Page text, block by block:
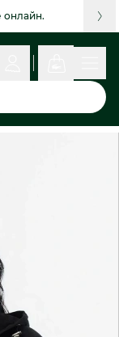
онлайн.